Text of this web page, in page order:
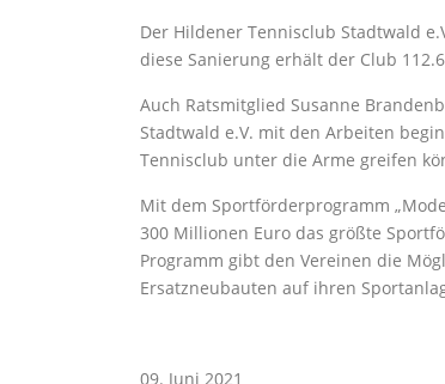
Der Hildener Tennisclub Stadtwald
diese Sanierung erhält der Club
Auch Ratsmitglied Susanne
Stadtwald e.V. mit den Arbeiten
Tennisclub unter die Arme greifen
Mit dem Sportförderprogramm
300 Millionen Euro das größte
Programm gibt den Vereinen die
Ersatzneubauten auf ihren
09. Juni 2021